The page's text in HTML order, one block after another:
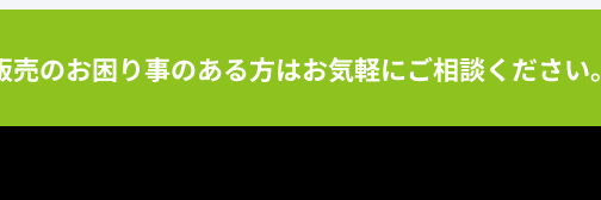
のお困り事のある方はお気軽にご相談ください。